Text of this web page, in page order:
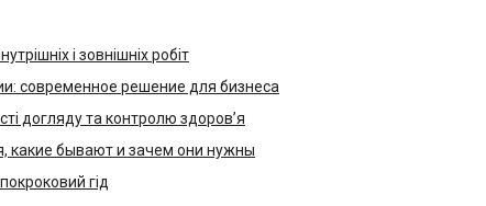
і зовнішніх робіт
современное решение для бизнеса
догляду та контролю здоров’я
какие бывают и зачем они нужны
гід